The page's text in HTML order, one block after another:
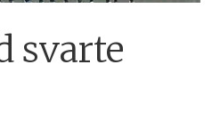
svarte